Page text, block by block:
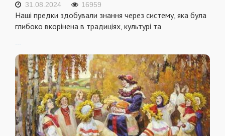
31.08.2024 16959
Наші предки здобували знання через систему, яка була
глибоко вкорінена в традиціях, культурі та
...